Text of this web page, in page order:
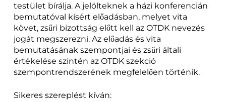
testület bírálja. A jelölteknek a házi konferencián
bemutatóval kísért előadásban, melyet vita
követ, zsűri bizottság előtt kell az OTDK nevezés
jogát megszerezni. Az előadás és vita
bemutatásának szempontjai és zsűri általi
értékelése szintén az OTDK szekció
szempontrendszerének megfelelően történik.
Sikeres szereplést kíván: